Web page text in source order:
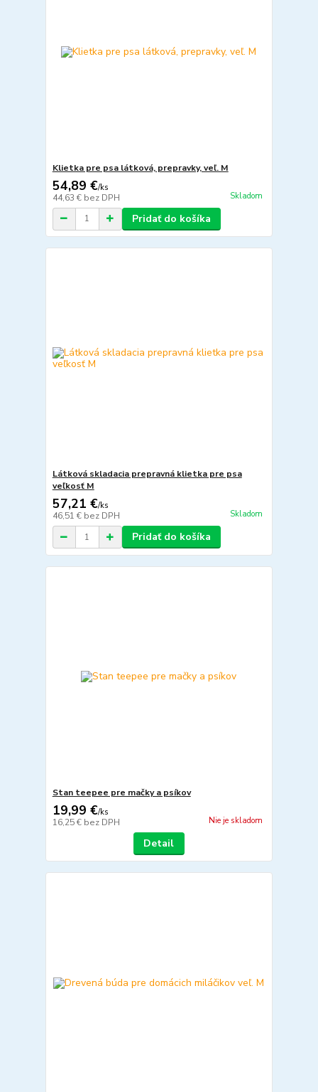
Klietka pre psa látková, prepravky, veľ. M
54,89 €/ks
44,63 € bez DPH Skladom
Pridať do košíka
Látková skladacia prepravná klietka pre psa
veľkosť M
57,21 €/ks
46,51 € bez DPH Skladom
Pridať do košíka
Stan teepee pre mačky a psíkov
19,99 €/ks
16,25 € bez DPH Nie je skladom
Detail